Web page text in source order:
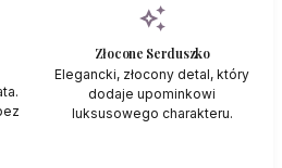
auto_awesome
Złocone Serduszko
Elegancki, złocony detal, który
dodaje upominkowi
luksusowego charakteru.